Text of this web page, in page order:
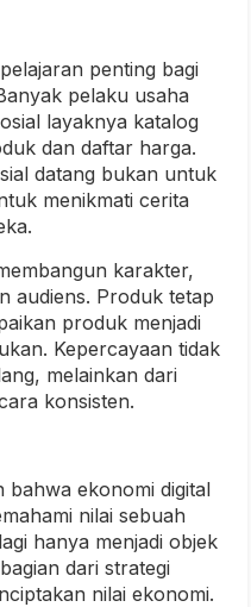
penting bagi
pelaku usaha
layaknya katalog
dan daftar harga.
datang bukan untuk
menikmati cerita
karakter,
audiens. Produk tetap
produk menjadi
Kepercayaan tidak
melainkan dari
konsisten.
bahwa ekonomi digital
nilai sebuah
hanya menjadi objek
dari strategi
nilai ekonomi.